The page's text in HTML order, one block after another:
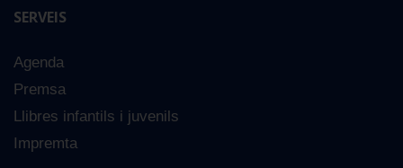
SERVEIS
Agenda
Premsa
Llibres infantils i juvenils
Impremta